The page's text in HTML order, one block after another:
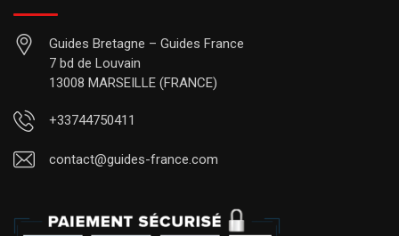
Guides Bretagne – Guides France
7 bd de Louvain
13008 MARSEILLE (FRANCE)
+33744750411
contact@guides-france.com